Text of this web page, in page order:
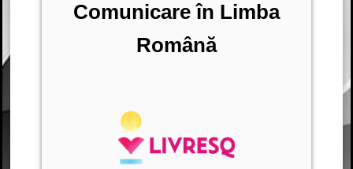
Comunicare în Limba
Română